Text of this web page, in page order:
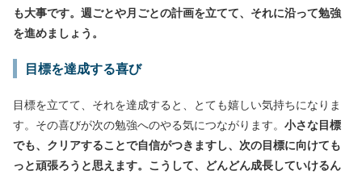
も大事です。週ごとや月ごとの計画を立てて、それに沿って勉強
を進めましょう。
目標を達成する喜び
目標を立てて、それを達成すると、とても嬉しい気持ちになりま
す。その喜びが次の勉強へのやる気につながります。 小さな目標
でも、クリアすることで自信がつきますし、次の目標に向けても
っと頑張ろうと思えます。こうして、どんどん成長していけるん